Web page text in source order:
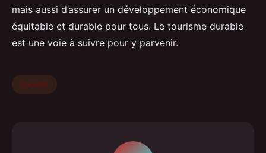
mais aussi d’assurer un développement économique
équitable et durable pour tous. Le tourisme durable
est une voie à suivre pour y parvenir.
Société